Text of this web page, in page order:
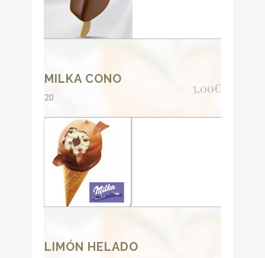
MILKA CONO
20
3,00€
LIMÓN HELADO